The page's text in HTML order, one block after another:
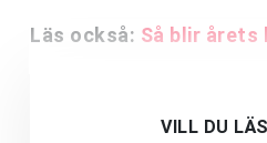
Läs också: Så blir årets
VILL DU